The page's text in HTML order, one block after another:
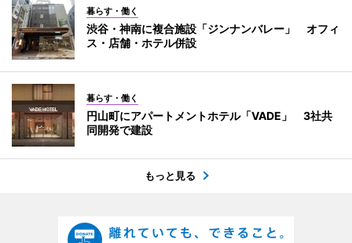
暮らす・働く
渋谷・神南に複合施設「ジンナンバレー」 オフィ
ス・店舗・ホテル併設
暮らす・働く
円山町にアパートメントホテル「VADE」 3社共
同開発で建設
もっと見る